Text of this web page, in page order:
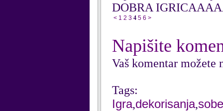
DOBRA
< 1 2 3 4 5 6 >
Napišite
Vaš komentar možete
Tags:
Igra,dekorisanja,sobe